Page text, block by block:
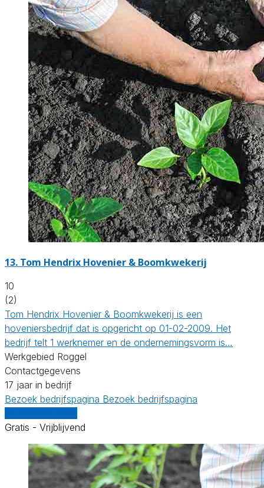
13. Tom Hendrix Hovenier & Boomkwekerij
10
(2)
Tom Hendrix Hovenier & Boomkwekerij is een
hoveniersbedrijf dat is opgericht op 01-02-2009. Het
bedrijf telt 1 werknemer en de ondernemingsvorm is…
Werkgebied Roggel
Contactgegevens
17 jaar in bedrijf
Bezoek bedrijfspagina Bezoek bedrijfspagina
Gratis - Vrijblijvend